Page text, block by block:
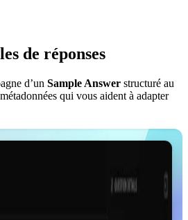
de réponses
d’un Sample Answer structuré au
qui vous aident à adapter